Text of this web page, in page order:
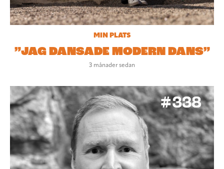
MIN PLATS
”JAG DANSADE MODERN DANS”
3 månader sedan